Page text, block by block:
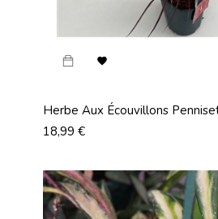

Herbe Aux Écouvillons
Prix
18,99 €